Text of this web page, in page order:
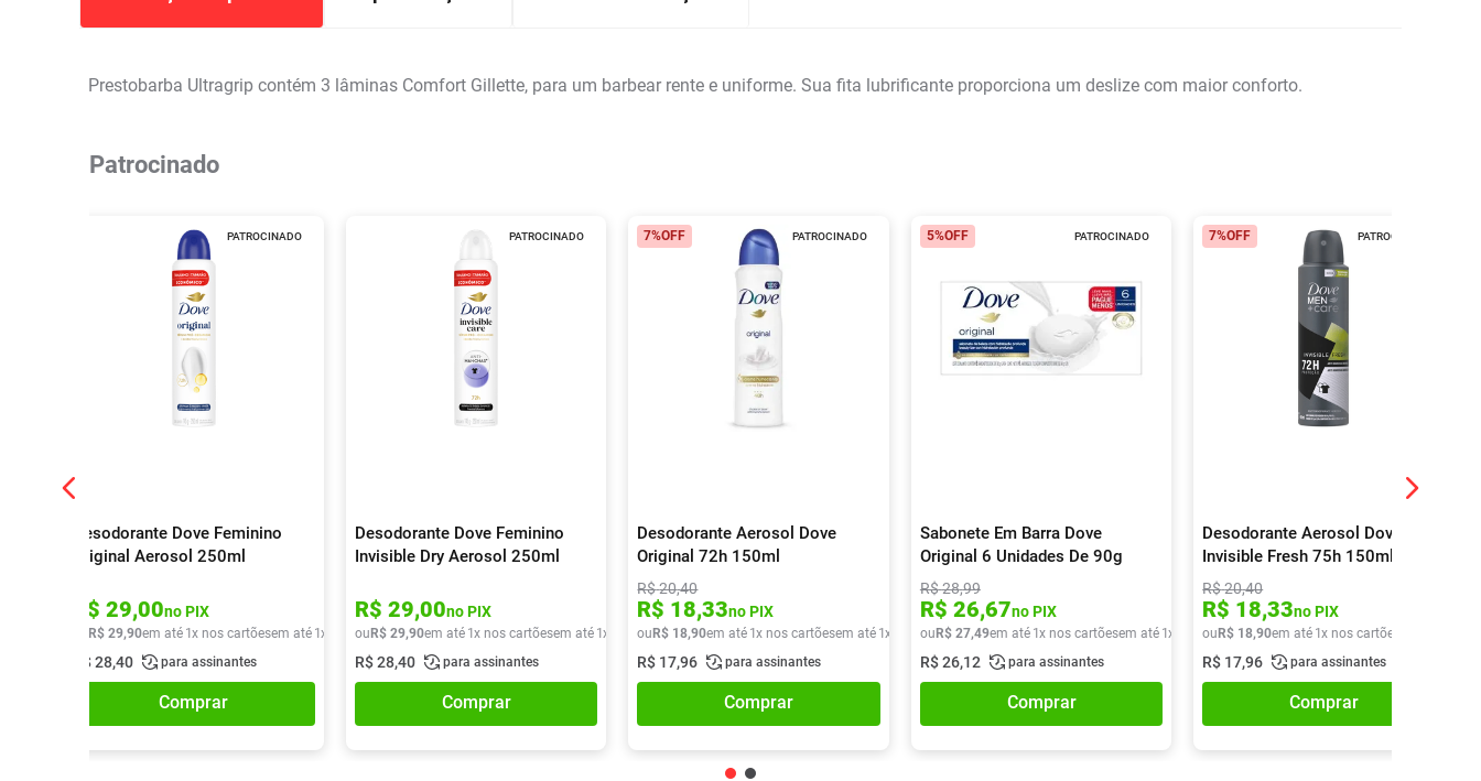
Prestobarba Ultragrip contém 3 lâminas Comfort Gillette, para um barbear rente e uniforme. Sua fita lubrificante proporciona um deslize com maior conforto.
Patrocinado
PATROCINADO
Desodorante Dove Feminino
Original Aerosol 250ml
R$ 29,00no PIX
R$ 29,90em até 1x nos cartõesem até 1x de R$ 29,90
R$ 28,40 para assinantes
Comprar
PATROCINADO
Desodorante Dove Feminino
Invisible Dry Aerosol 250ml
R$ 29,00no PIX
ou R$ 29,90em até 1x nos cartõesem até 1x de R$ 29,90
R$28,40 para assinantes
Comprar
PATROCINADO
7%OFF
Desodorante Aerosol Dove
Original 72h 150ml
R$20,40
R$ 18,33no PIX
ou R$ 18,90em até 1x nos cartõesem até 1x de R$ 18,90
R$ 17,96 para assinantes
Comprar
PATROCINADO
5%OFF
Sabonete Em Barra Dove
Original 6 Unidades De 90g
R$28,99
R$ 26,67no PIX
ou R$ 27,49em até 1x nos cartõesem até 1x de R$ 27,49
R$26,12 para assinantes
Comprar
PATROCINADO
7%OFF
Desodorante Aerosol Dove Men
Invisible Fresh 75h 150ml
R$20,40
R$ 18,33no PIX
ou R$ 18,90em até 1x nos cartões
R$ 17,96 para assinantes
Comprar